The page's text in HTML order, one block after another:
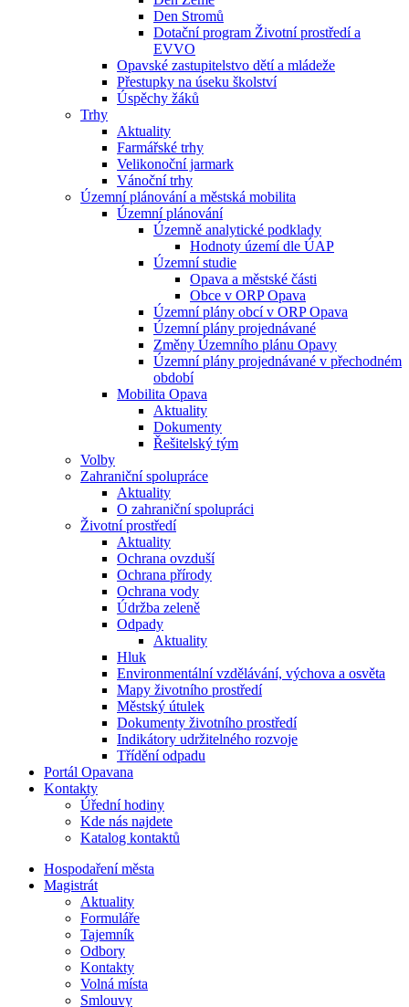
Den Stromů
Dotační program Životní prostředí a
EVVO
Opavské zastupitelstvo dětí a mládeže
Přestupky na úseku školství
Úspěchy žáků
Trhy
Aktuality
Farmářské trhy
Velikonoční jarmark
Vánoční trhy
Územní plánování a městská mobilita
Územní plánování
Územně analytické podklady
Hodnoty území dle ÚAP
Územní studie
Opava a městské části
Obce v ORP Opava
Územní plány obcí v ORP Opava
Územní plány projednávané
Změny Územního plánu Opavy
Územní plány projednávané v přechodném
období
Mobilita Opava
Aktuality
Dokumenty
Řešitelský tým
Volby
Zahraniční spolupráce
Aktuality
O zahraniční spolupráci
Životní prostředí
Aktuality
Ochrana ovzduší
Ochrana přírody
Ochrana vody
Údržba zeleně
Odpady
Aktuality
Hluk
Environmentální vzdělávání, výchova a osvěta
Mapy životního prostředí
Městský útulek
Dokumenty životního prostředí
Indikátory udržitelného rozvoje
Třídění odpadu
Portál Opavana
Kontakty
Úřední hodiny
Kde nás najdete
Katalog kontaktů
Hospodaření města
Magistrát
Aktuality
Formuláře
Tajemník
Odbory
Kontakty
Volná místa
Smlouvy